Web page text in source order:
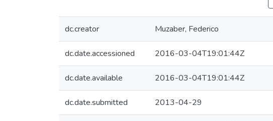
dc.creator Muzaber, Federico
dc.date.accessioned 2016-03-04T19:01:44Z
dc.date.available 2016-03-04T19:01:44Z
dc.date.submitted 2013-04-29